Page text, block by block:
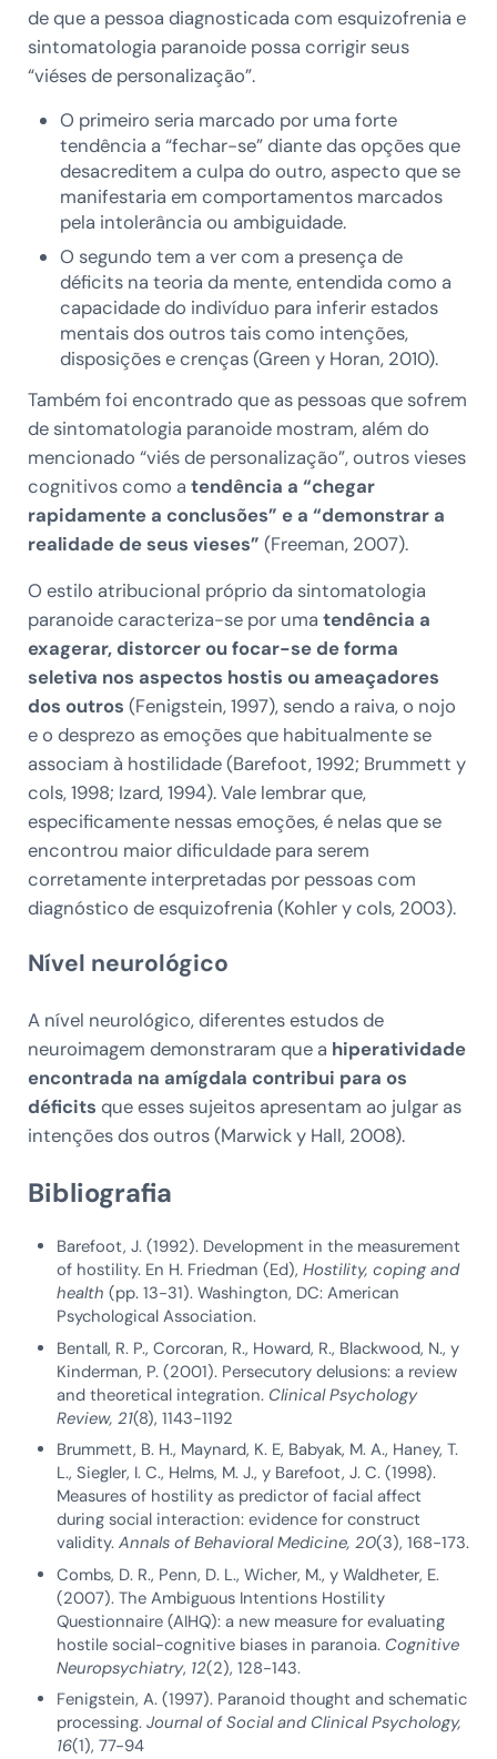
de que a pessoa diagnosticada com esquizofrenia e
sintomatologia paranoide possa corrigir seus
“viéses de personalização”.
O primeiro seria marcado por uma forte
tendência a “fechar-se” diante das opções que
desacreditem a culpa do outro, aspecto que se
manifestaria em comportamentos marcados
pela intolerância ou ambiguidade.
O segundo tem a ver com a presença de
déficits na teoria da mente, entendida como a
capacidade do indivíduo para inferir estados
mentais dos outros tais como intenções,
disposições e crenças (Green y Horan, 2010).
Também foi encontrado que as pessoas que sofrem
de sintomatologia paranoide mostram, além do
mencionado “viés de personalização”, outros vieses
cognitivos como a tendência a “chegar
rapidamente a conclusões” e a “demonstrar a
realidade de seus vieses” (Freeman, 2007).
O estilo atribucional próprio da sintomatologia
paranoide caracteriza-se por uma tendência a
exagerar, distorcer ou focar-se de forma
seletiva nos aspectos hostis ou ameaçadores
dos outros (Fenigstein, 1997), sendo a raiva, o nojo
e o desprezo as emoções que habitualmente se
associam à hostilidade (Barefoot, 1992; Brummett y
cols, 1998; Izard, 1994). Vale lembrar que,
especificamente nessas emoções, é nelas que se
encontrou maior dificuldade para serem
corretamente interpretadas por pessoas com
diagnóstico de esquizofrenia (Kohler y cols, 2003).
Nível neurológico
A nível neurológico, diferentes estudos de
neuroimagem demonstraram que a hiperatividade
encontrada na amígdala contribui para os
déficits que esses sujeitos apresentam ao julgar as
intenções dos outros (Marwick y Hall, 2008).
Bibliografia
Barefoot, J. (1992). Development in the measurement
of hostility. En H. Friedman (Ed), Hostility, coping and
health (pp. 13-31). Washington, DC: American
Psychological Association.
Bentall, R. P., Corcoran, R., Howard, R., Blackwood, N., y
Kinderman, P. (2001). Persecutory delusions: a review
and theoretical integration. Clinical Psychology
Review, 21(8), 1143-1192
Brummett, B. H., Maynard, K. E, Babyak, M. A., Haney, T.
L., Siegler, I. C., Helms, M. J., y Barefoot, J. C. (1998).
Measures of hostility as predictor of facial affect
during social interaction: evidence for construct
validity. Annals of Behavioral Medicine, 20(3), 168-173.
Combs, D. R., Penn, D. L., Wicher, M., y Waldheter, E.
(2007). The Ambiguous Intentions Hostility
Questionnaire (AIHQ): a new measure for evaluating
hostile social-cognitive biases in paranoia. Cognitive
Neuropsychiatry, 12(2), 128-143.
Fenigstein, A. (1997). Paranoid thought and schematic
processing. Journal of Social and Clinical Psychology,
16(1), 77-94